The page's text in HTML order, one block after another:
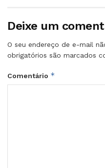
Deixe um
O seu endereço de e-mail
obrigatórios são marcados
Comentário *